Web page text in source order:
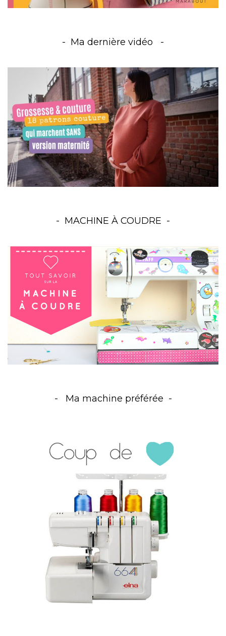
Ma dernière vidéo
MACHINE À COUDRE
Ma machine préférée